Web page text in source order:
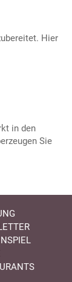
Hier
in den
Sie